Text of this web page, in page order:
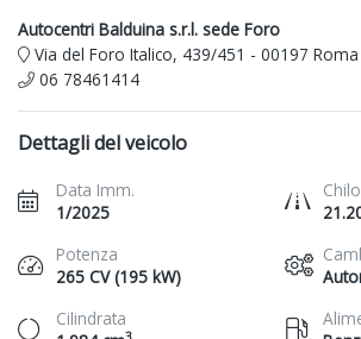
Autocentri Balduina s.r.l. sede Foro
Via del Foro Italico, 439/451 - 00197 Roma
06 78461414
Dettagli del veicolo
Data Imm.
1/2025
Potenza
265 CV (195 kW)
Cilindrata